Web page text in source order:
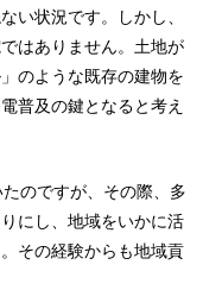
い状況です。しかし、
はありません。土地が
のような既存の建物を
普及の鍵となると考え
のですが、その際、多
にし、地域をいかに活
その経験からも地域貢